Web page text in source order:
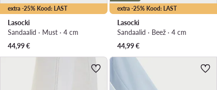
extra -25% Kood: LAST
Lasocki
Sandaalid · Must · 4 cm
44,99€
extra -25% Kood: LAST
Lasocki
Sandaalid · Beež · 4 cm
44,99€